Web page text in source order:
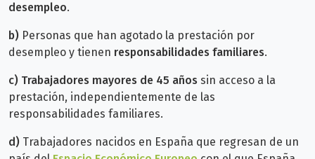
desempleo.
b) Personas que han agotado la prestación por
desempleo y tienen responsabilidades familiares.
c) Trabajadores mayores de 45 años sin acceso a la
prestación, independientemente de las
responsabilidades familiares.
d) Trabajadores nacidos en España que regresan de un